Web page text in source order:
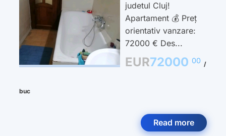
judetul Cluj!
Apartament 💰 Preț
orientativ vanzare:
72000 € Des...
EUR72000 00 /
buc
Read more